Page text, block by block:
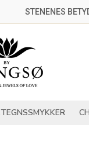
STENENES